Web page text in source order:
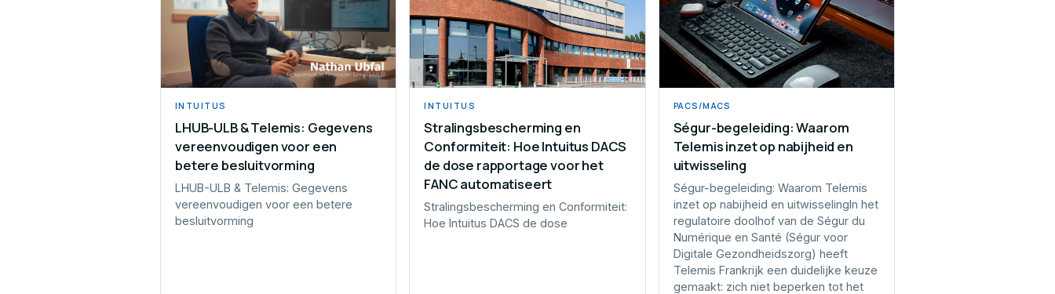
INTUITUS
LHUB-ULB & Telemis: Gegevens
vereenvoudigen voor een
betere besluitvorming
LHUB-ULB & Telemis: Gegevens
vereenvoudigen voor een betere
besluitvorming
INTUITUS
Stralingsbescherming en
Conformiteit: Hoe Intuitus DACS
de dose rapportage voor het
FANC automatiseert
Stralingsbescherming en Conformiteit:
Hoe Intuitus DACS de dose
PACS/MACS
Ségur-begeleiding: Waarom
Telemis inzet op nabijheid en
uitwisseling
Ségur-begeleiding: Waarom Telemis
inzet op nabijheid en uitwisselingIn het
regulatoire doolhof van de Ségur du
Numérique en Santé (Ségur voor
Digitale Gezondheidszorg) heeft
Telemis Frankrijk een duidelijke keuze
gemaakt: zich niet beperken tot het